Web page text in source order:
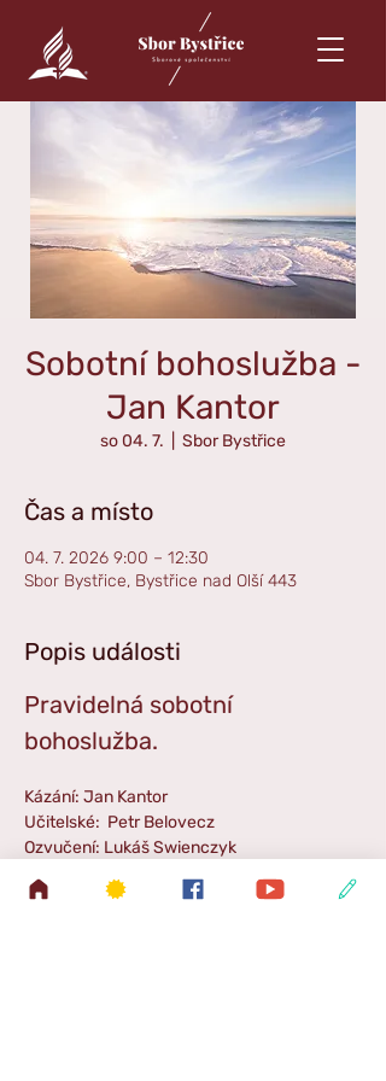
Sobotní bohoslužba -
Jan Kantor
so 04. 7. Sbor Bystřice
Čas a místo
04. 7. 2026 9:00 – 12:30
Sbor Bystřice, Bystřice nad Olší 443
Popis události
Pravidelná sobotní
bohoslužba.
Kázání: Jan Kantor
Učitelské:  Petr Belovecz
Ozvučení: Lukáš Swienczyk
Příběh: Linda Lauterbachová